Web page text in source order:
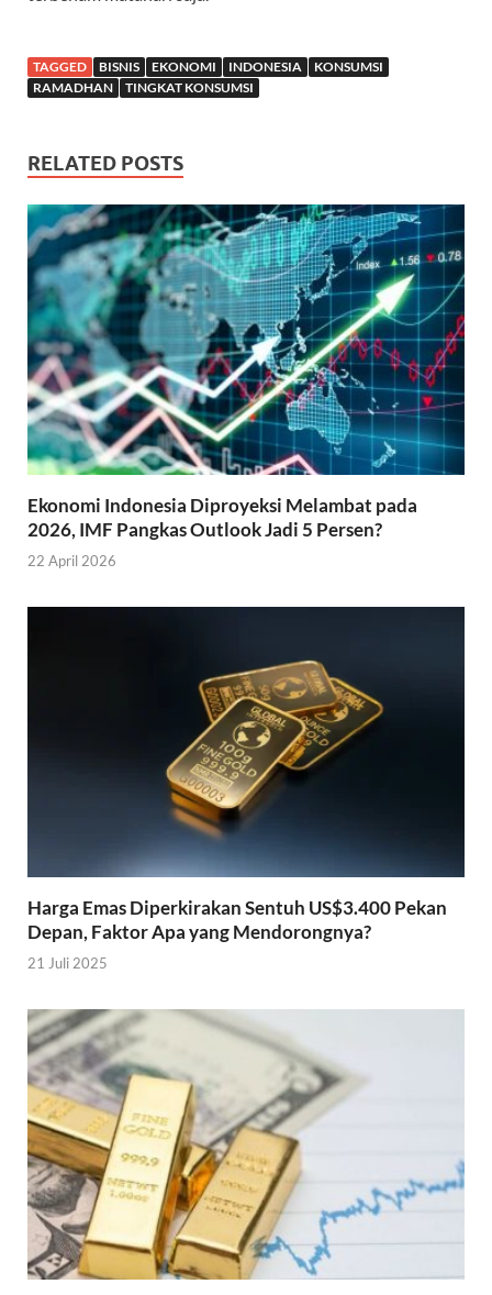
TAGGED BISNIS EKONOMI INDONESIA
KONSUMSI
RAMADHAN
TINGKAT KONSUMSI
RELATED POSTS
Ekonomi Indonesia Diproyeksi Melambat pada
2026, IMF Pangkas Outlook Jadi 5 Persen?
22 April 2026
Harga Emas Diperkirakan Sentuh US$3.400 Pekan
Depan, Faktor Apa yang Mendorongnya?
21 Juli 2025